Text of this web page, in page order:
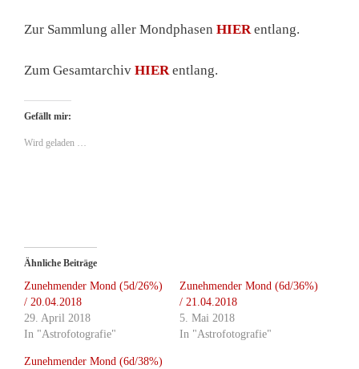
Zur Sammlung aller Mondphasen HIERentlang.
Zum Gesamtarchiv HIER entlang.
Gefällt mir:
Wird geladen …
Ähnliche Beiträge
Zunehmender Mond (5d/26%)
/ 20.04.2018
29. April 2018
In "Astrofotografie"
Zunehmender Mond (6d/36%)
/ 21.04.2018
5. Mai 2018
In "Astrofotografie"
Zunehmender Mond (6d/38%)